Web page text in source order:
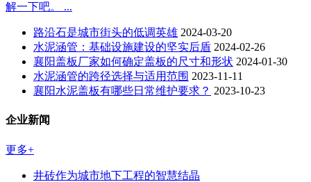
解一下吧。 ...
路沿石是城市街头的低调英雄 2024-03-20
水泥涵管：基础设施建设的坚实后盾 2024-02-26
襄阳盖板厂家如何确定盖板的尺寸和形状 2024-01-30
水泥涵管的跨径选择与适用范围 2023-11-11
襄阳水泥盖板有哪些日常维护要求？ 2023-10-23
企业新闻
更多+
井砖作为城市地下工程的智慧结晶